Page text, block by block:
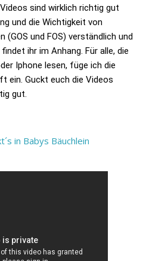
sind wirklich richtig gut
und die Wichtigkeit von
und FOS) verständlich und
ihr im Anhang. Für alle, die
Iphone lesen, füge ich die
ein. Guckt euch die Videos
gut.
in Babys Bäuchlein